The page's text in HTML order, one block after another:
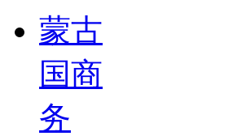
蒙古
国商
务